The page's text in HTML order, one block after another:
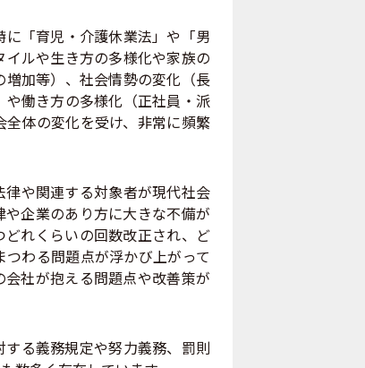
「育児・介護休業法」や「男
ルや生き方の多様化や家族の
加等）、社会情勢の変化（長
働き方の多様化（正社員・派
体の変化を受け、非常に頻繁
や関連する対象者が現代社会
企業のあり方に大きな不備が
れくらいの回数改正され、ど
わる問題点が浮かび上がって
社が抱える問題点や改善策が
る義務規定や努力義務、罰則